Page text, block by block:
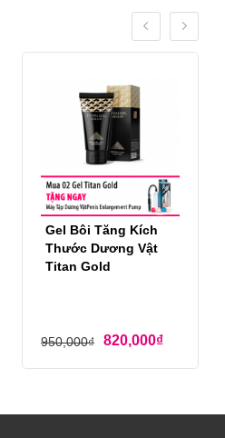
Gel Bôi Tăng Kích
Thước Dương Vật
Titan Gold
950,000₫ 820,000₫